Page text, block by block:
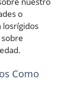
o
losrígidos
Como